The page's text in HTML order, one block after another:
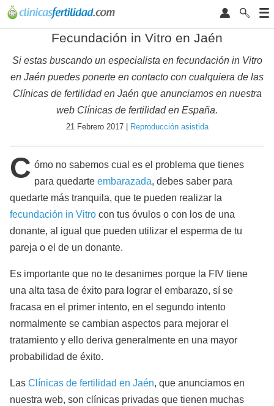
Fecundación in Vitro en Jaén
Si estas buscando un especialista en fecundación in Vitro
en Jaén puedes ponerte en contacto con cualquiera de las
Clínicas de fertilidad en Jaén que anunciamos en nuestra
web Clínicas de fertilidad en España.
21 Febrero 2017 | Reproducción asistida
C ómo no sabemos cual es el problema que tienes
para quedarte embarazada, debes saber para
quedarte más tranquila, que te pueden realizar la
fecundación in Vitro con tus óvulos o con los de una
donante, al igual que pueden utilizar el esperma de tu
pareja o el de un donante.
Es importante que no te desanimes porque la FIV tiene
una alta tasa de éxito para lograr el embarazo, sí se
fracasa en el primer intento, en el segundo intento
normalmente se cambian aspectos para mejorar el
tratamiento y ello deriva generalmente en una mayor
probabilidad de éxito.
Las Clínicas de fertilidad en Jaén, que anunciamos en
nuestra web, son clínicas privadas que tienen muchas